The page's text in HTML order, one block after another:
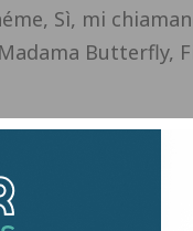
Sì, mi
Butterfly,
Rocca di Serravalle
Opera